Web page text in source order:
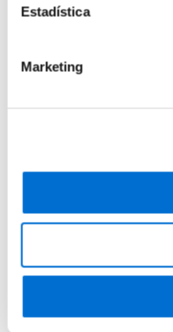
Estadística
Marketing